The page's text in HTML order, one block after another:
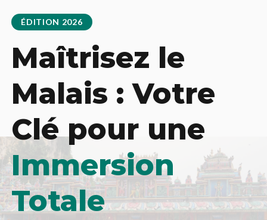
ÉDITION 2026
Maîtrisez le
Malais : Votre
Clé pour une
Immersion
Totale